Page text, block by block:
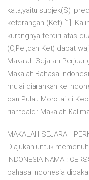
kata,yaitu subjek(S),
keterangan (Ket) [1].
kurangnya terdiri atas
(O,Pel,dan Ket) dapat
Makalah Sejarah
Makalah Bahasa
mulai diarahkan ke
dan Pulau Morotai di
riantoaldi: Makalah
MAKALAH SEJARAH
Diajukan untuk
INDONESIA NAMA :
bahasa Indonesia